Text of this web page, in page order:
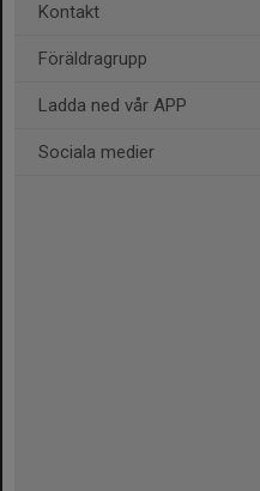
Kontakt
Föräldragrupp
Ladda ned vår APP
Sociala medier